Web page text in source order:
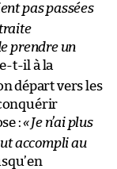
pas passées
prendre un
t-il à la
départ vers les
:«Je n’ai plus
accompli au